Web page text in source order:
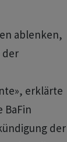
ablenken,
der
erklärte
‌BaFin
der